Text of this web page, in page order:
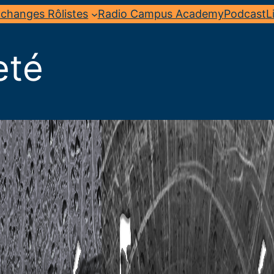
Rôlistes Radio Campus AcademyPodcast